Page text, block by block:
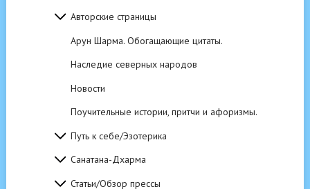
Авторские страницы
Арун Шарма. Обогащающие цитаты.
Наследие северных народов
Новости
Поучительные истории, притчи и афоризмы.
Путь к себе/Эзотерика
Санатана-Дхарма
Статьи/Обзор прессы